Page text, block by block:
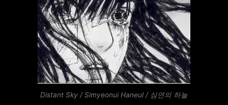
o
r
a
d
o
c
o
n
3
Distant Sky / Simyeonui Haneul / 심연의 하늘